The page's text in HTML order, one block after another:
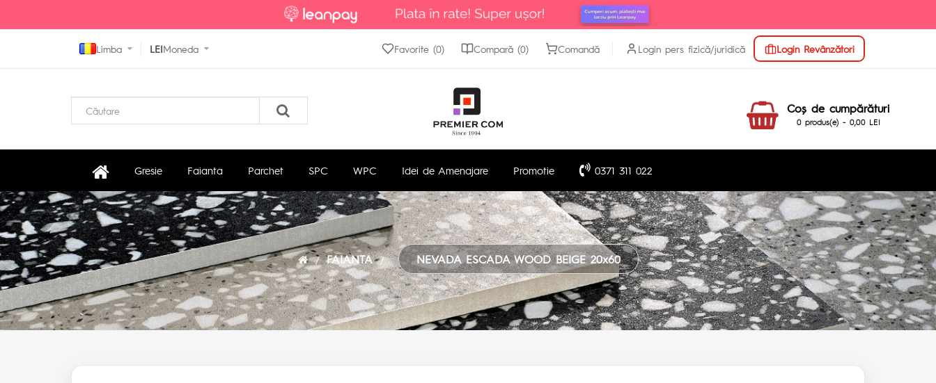
Limba LEIMoneda Login Revânzători
Login pers fizică/juridică
Favorite (0) Compară (0) Comandă
Coş de cumpărături
0 produs(e) - 0,00 LEI
Gresie Faianta Parchet SPC WPC Idei de Amenajare Promotie 0371 311 022
FAIANTA NEVADA ESCADA WOOD BEIGE 20x60